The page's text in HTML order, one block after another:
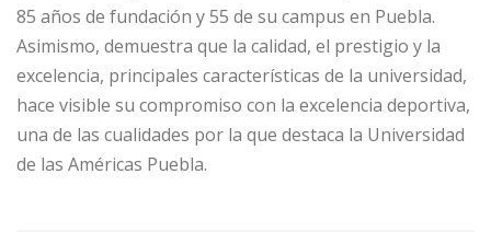
85 años de fundación y 55 de su campus en Puebla.
Asimismo, demuestra que la calidad, el prestigio y la
excelencia, principales características de la universidad,
hace visible su compromiso con la excelencia deportiva,
una de las cualidades por la que destaca la Universidad
de las Américas Puebla.